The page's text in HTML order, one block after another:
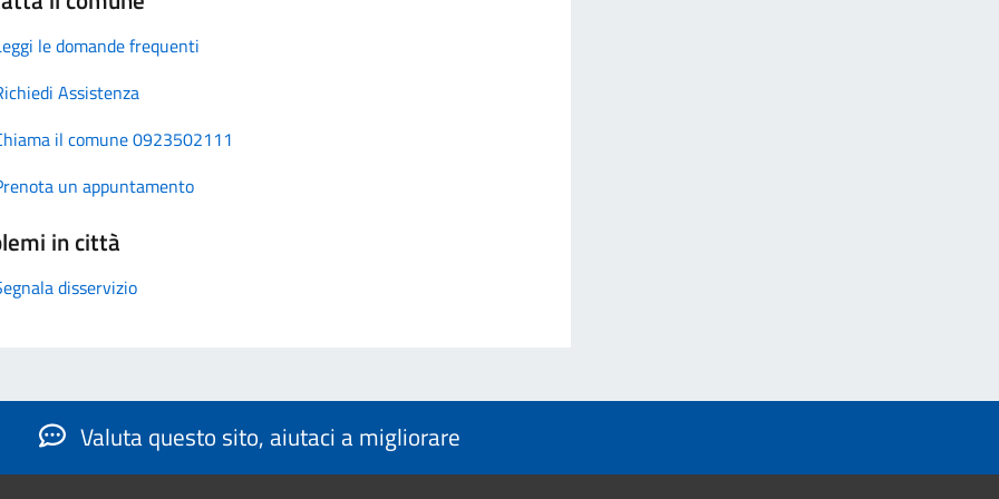
le domande frequenti
Assistenza
il comune 0923502111
un appuntamento
in città
disservizio
Valuta questo sito, aiutaci a migliorare